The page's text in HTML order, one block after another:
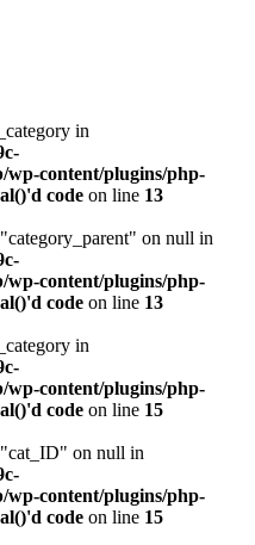
in
wp-content/plugins/php-
code on line 13
on null in
wp-content/plugins/php-
code on line 13
in
wp-content/plugins/php-
code on line 15
on null in
wp-content/plugins/php-
code on line 15